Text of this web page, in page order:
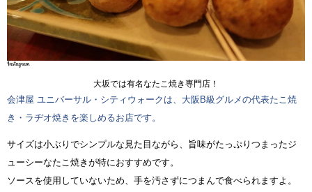
大坂では有名なたこ焼き専門店！
会津屋 ユニバーサル・シティウォークは、大阪B級グルメの代表たこ焼
き・ラヂオ焼きを楽しめるお店です。
サイズは小ぶりでシンプルな見た目ながら、旨味がたっぷりつまったジ
ューシーなたこ焼きが特におすすめです。
ソースを使用していないため、手を汚さずにつまんで食べられますよ。